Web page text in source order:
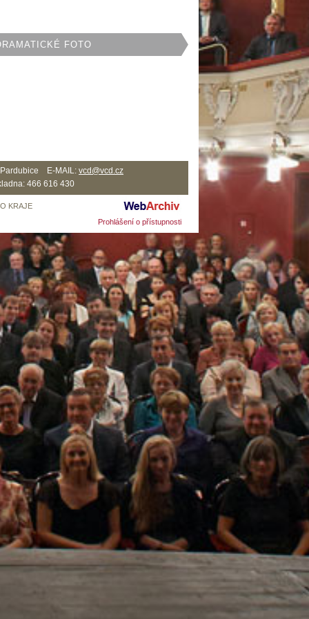
FOTO
Pardubice E-MAIL: vcd@vcd.cz
466 616 430
KRAJE
Prohlášení o přístupnosti